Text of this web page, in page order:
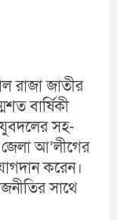
রাজা জাতীর
বার্ষিকী
সহ-
আ’লীগের
করেন।
সাথে